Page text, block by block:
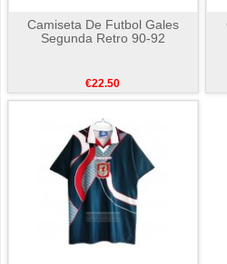
Camiseta De Futbol Gales
Segunda Retro 90-92
€22.50